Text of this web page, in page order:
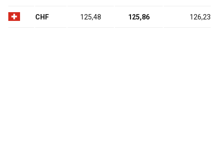
CHF 125,48 125,86 126,23